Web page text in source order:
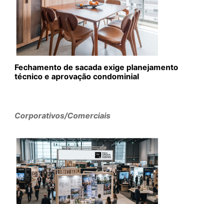
Fechamento de sacada exige planejamento
técnico e aprovação condominial
Corporativos/Comerciais